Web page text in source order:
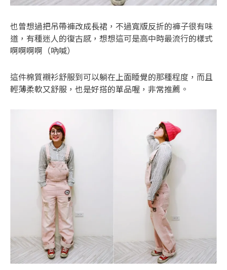
也曾想過把吊帶褲改成長裙，不過寬版反折的褲子很有味
道，有種迷人的復古感，想想這可是高中時最流行的樣式
啊啊啊啊（吶喊）
這件棉質襯衫舒服到可以躺在上面睡覺的那種程度，而且
輕薄柔軟又舒服，也是好搭的單品喔，非常推薦。